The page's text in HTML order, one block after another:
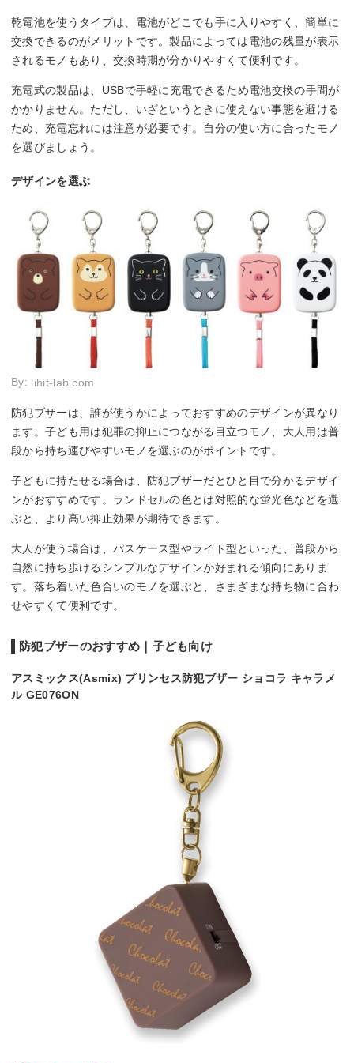
乾電池を使うタイプは、電池がどこでも手に入りやすく、簡単に
交換できるのがメリットです。製品によっては電池の残量が表示
されるモノもあり、交換時期が分かりやすくて便利です。
充電式の製品は、USBで手軽に充電できるため電池交換の手間が
かかりません。ただし、いざというときに使えない事態を避ける
ため、充電忘れには注意が必要です。自分の使い方に合ったモノ
を選びましょう。
デザインを選ぶ
By: lihit-lab.com
防犯ブザーは、誰が使うかによっておすすめのデザインが異なり
ます。子ども用は犯罪の抑止につながる目立つモノ、大人用は普
段から持ち運びやすいモノを選ぶのがポイントです。
子どもに持たせる場合は、防犯ブザーだとひと目で分かるデザイ
ンがおすすめです。ランドセルの色とは対照的な蛍光色などを選
ぶと、より高い抑止効果が期待できます。
大人が使う場合は、パスケース型やライト型といった、普段から
自然に持ち歩けるシンプルなデザインが好まれる傾向にありま
す。落ち着いた色合いのモノを選ぶと、さまざまな持ち物に合わ
せやすくて便利です。
防犯ブザーのおすすめ｜子ども向け
アスミックス(Asmix) プリンセス防犯ブザー ショコラ キャラメ
ル GE076ON